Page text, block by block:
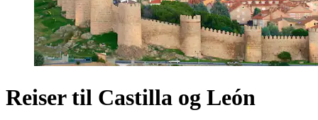
Reiser til Castilla og León